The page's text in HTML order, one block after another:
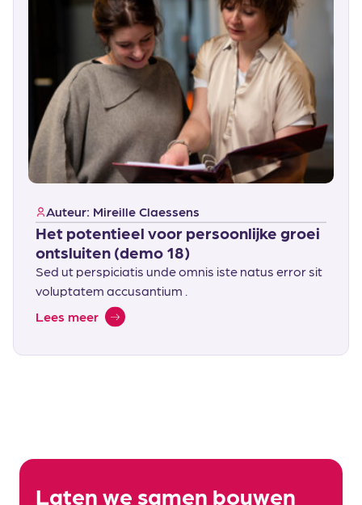
Auteur: Mireille Claessens
Het potentieel voor persoonlijke groei
ontsluiten (demo 18)
Sed ut perspiciatis unde omnis iste natus error sit
voluptatem accusantium .
Lees meer
Laten we samen bouwen